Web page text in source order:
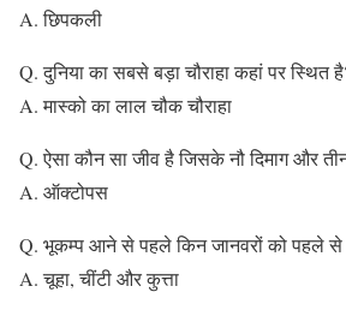
A. छिपकली
Q. दुनिया का सबसे बड़ा चौराहा कहां पर स्थित
A. मास्को का लाल चौक चौराहा
Q. ऐसा कौन सा जीव है जिसके नौ दिमाग और
A. ऑक्टोपस
Q. भूकम्प आने से पहले किन जानवरों को पहले से
A. चूहा, चींटी और कुत्ता